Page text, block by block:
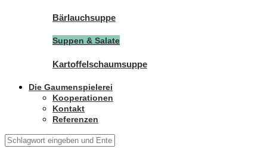
Bärlauchsuppe
Suppen & Salate
Kartoffelschaumsuppe
Die Gaumenspielerei
Kooperationen
Kontakt
Referenzen